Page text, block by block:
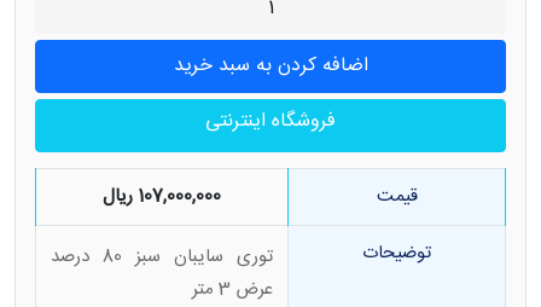
فروشگاه اینترنتی
قیمت
107,000,000 ریال
توضیحات
توری سایبان سبز 80 درصد
عرض 3 متر